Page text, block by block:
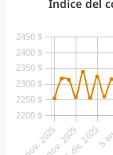
Índice del